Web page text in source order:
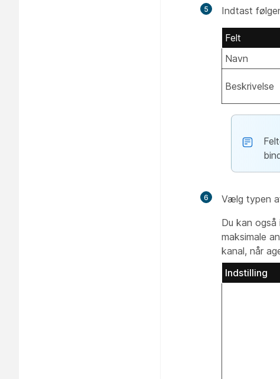
5 Indtast
Felt
Navn
Beskrivelse
6 Vælg typen
Du kan
maksimale
kanal, når
Indstilling